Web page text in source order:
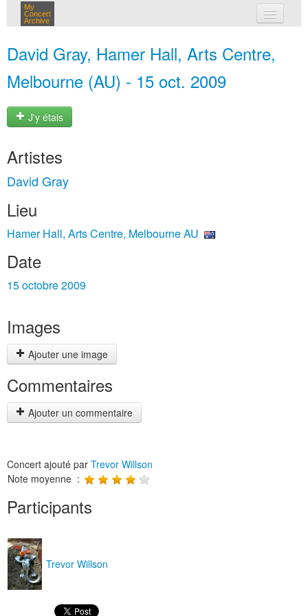
My
Concert
Archive
David Gray, Hamer Hall, Arts Centre,
Melbourne (AU) - 15 oct. 2009
J'y étais
Artistes
David Gray
Lieu
Hamer Hall, Arts Centre, Melbourne AU
Date
15 octobre 2009
Images
Ajouter une image
Commentaires
Ajouter un commentaire
Concert ajouté par Trevor Willson
Note moyenne :
Participants
Trevor Willson